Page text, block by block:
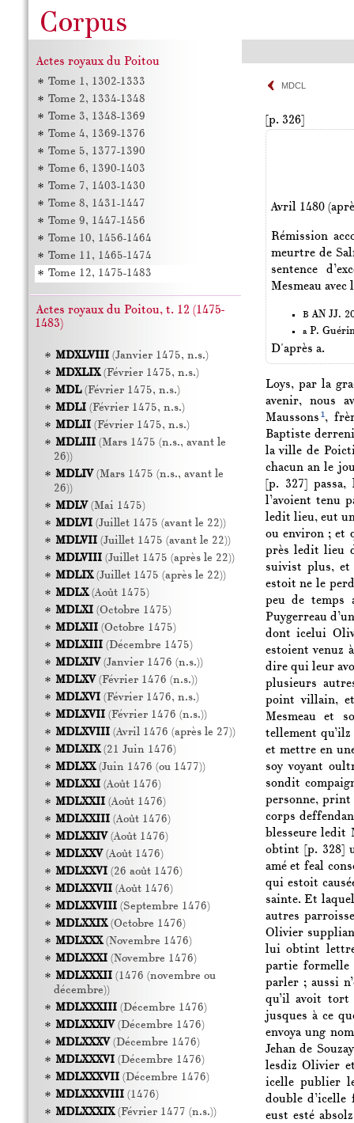
MDCL
[p. 326]
Avril 1480
Rémission
meurtre de
sentence
Mesmeau
B AN JJ.
aP.
D'après a.
Loys, par la
avenir, nous
Maussons 1,
Baptiste
la ville de
chacun an le
[p. 327]
l’avoient tenu
ledit lieu, eut
ou environ ; et
près ledit lieu
suivist plus, et
estoit ne le
peu de temps
Puygerreau
dont icelui
estoient venuz
dire qui leur
plusieurs
point villain,
Mesmeau et
tellement
et mettre en
soy voyant
sondit
personne,
corps
blesseure ledit
obtint
[p. 328]
amé et feal
qui estoit
sainte. Et
autres
Olivier
lui obtint
partie formelle
parler ; aussi
qu’il avoit tort
jusques à ce
envoya ung
Jehan de
lesdiz Olivier
icelle publier
double
eust esté
Actes royaux du Poitou
Tome 1, 1302-1333
Tome 2, 1334-1348
Tome 3, 1348-1369
Tome 4, 1369-1376
Tome 5, 1377-1390
Tome 6, 1390-1403
Tome 7, 1403-1430
Tome 8, 1431-1447
Tome 9, 1447-1456
Tome 10, 1456-1464
Tome 11, 1465-1474
Tome 12, 1475-1483
Actes royaux du Poitou, t. 12 (1475-
1483)
MDXLVIII(Janvier 1475, n.s.)
MDXLIX(Février 1475, n.s.)
MDL(Février 1475, n.s.)
MDLI(Février 1475, n.s.)
MDLII(Février 1475, n.s.)
MDLIII(Mars 1475 (n.s., avant le
26))
MDLIV(Mars 1475 (n.s., avant le
26))
MDLV(Mai 1475)
MDLVI(Juillet 1475 (avant le 22))
MDLVII(Juillet 1475 (avant le 22))
MDLVIII(Juillet 1475 (après le 22))
MDLIX(Juillet 1475 (après le 22))
MDLX(Août 1475)
MDLXI(Octobre 1475)
MDLXII(Octobre 1475)
MDLXIII(Décembre 1475)
MDLXIV(Janvier 1476 (n.s.))
MDLXV(Février 1476 (n.s.))
MDLXVI(Février 1476, n.s.)
MDLXVII(Février 1476 (n.s.))
MDLXVIII(Avril 1476 (après le 27))
MDLXIX(21 Juin 1476)
MDLXX(Juin 1476 (ou 1477))
MDLXXI(Août 1476)
MDLXXII(Août 1476)
MDLXXIII(Août 1476)
MDLXXIV(Août 1476)
MDLXXV(Août 1476)
MDLXXVI(26 août 1476)
MDLXXVII(Août 1476)
MDLXXVIII(Septembre 1476)
MDLXXIX(Octobre 1476)
MDLXXX(Novembre 1476)
MDLXXXI(Novembre 1476)
MDLXXXII(1476 (novembre ou
décembre))
MDLXXXIII(Décembre 1476)
MDLXXXIV(Décembre 1476)
MDLXXXV(Décembre 1476)
MDLXXXVI(Décembre 1476)
MDLXXXVII(Décembre 1476)
MDLXXXVIII(1476)
MDLXXXIX(Février 1477 (n.s.))